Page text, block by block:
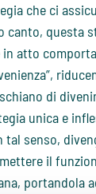
che ci
canto, questa
atto
di
unica e
tal senso,
il
portandola